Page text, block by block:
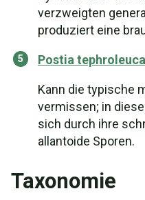
verzweigten
produziert eine
Postia tephroleuca
Kann die typische
vermissen; in
sich durch ihre
allantoide Sporen.
Taxonomie